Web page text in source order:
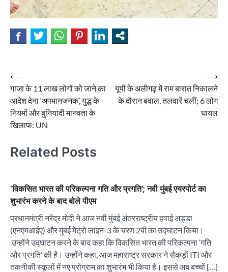
Post
navigation
⟵
गाजा के 11 लाख लोगों को जाने का
आदेश देना ‘अपमानजनक’, युद्ध के
नियमों और बुनियादी मानवता के
खिलाफ: UN
यूपी के अलीगढ़ में राम बारात निकालने
के दौरान बवाल, तलवारें चलीं; 6 लोग
घायल
⟶
Related Posts
‘विकसित भारत की परिकल्पना गति और प्रगति’; नवी मुंबई एयरपोर्ट का
शुभारंभ करने के बाद बोले पीएम
प्रधानमंत्री नरेंद्र मोदी ने आज नवी मुंबई अंतरराष्ट्रीय हवाई अड्डा
(एनएमआईए) और मुंबई मेट्रो लाइन-3 के चरण 2बी का उद्घाटन किया।
उन्होंने उद्घाटन करने के बाद कहा कि विकसित भारत की परिकल्पना ‘गति
और प्रगति’ की है। उन्होंने कहा, आज महाराष्ट्र सरकार ने सैकड़ों ITI और
तकनीकी स्कूलों में नए प्रोग्राम का शुभारंभ भी किया है। इससे अब बच्चों […]